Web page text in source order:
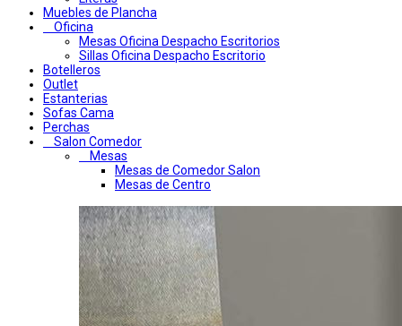
Muebles de Plancha
Oficina
Mesas Oficina Despacho Escritorios
Sillas Oficina Despacho Escritorio
Botelleros
Outlet
Estanterias
Sofas Cama
Perchas
Salon Comedor
Mesas
Mesas de Comedor Salon
Mesas de Centro